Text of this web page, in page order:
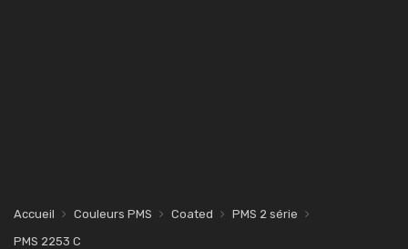
Accueil Couleurs PMS Coated
PMS 2 série
PMS 2253 C